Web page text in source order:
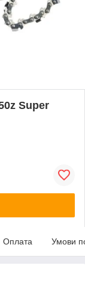
Super
Оплата Умови